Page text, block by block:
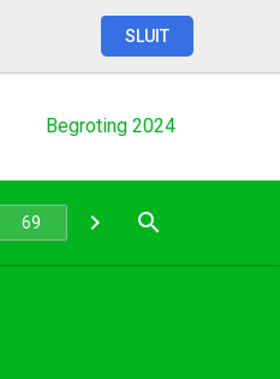
SLUIT
Begroting 2024